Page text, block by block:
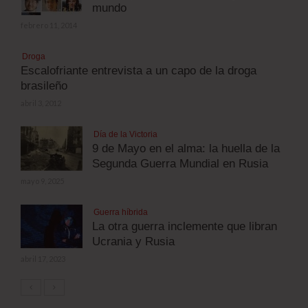
mundo
Droga
Escalofriante entrevista a un capo de la droga
brasileño
Día de la Victoria
9 de Mayo en el alma: la huella de la
Segunda Guerra Mundial en Rusia
Guerra híbrida
La otra guerra inclemente que libran
Ucrania y Rusia